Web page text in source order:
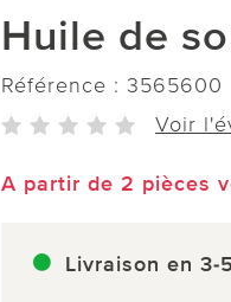
Huile de
Référence : 3565600
Voir
A partir de 2 pièces
Livraison en 3-